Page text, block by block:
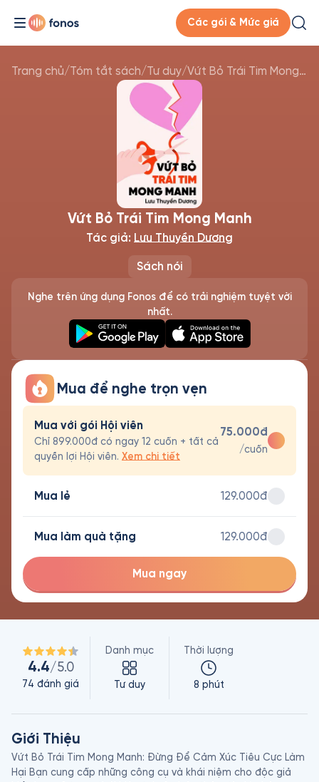
Các gói & Mức giá
Trang chủ/Tóm tắt sách/Tư duy/ Vứt Bỏ Trái Tim Mong Manh
Sách nói
Vứt Bỏ Trái Tim Mong Manh
Tác giả: Lưu Thuyền Dương
Nghe trên ứng dụng Fonos để có trải nghiệm tuyệt vời
nhất.
Mua để nghe trọn vẹn
Mua với gói Hội viên
Chỉ 899.000đ có ngay 12 cuốn + tất cả
quyền lợi Hội viên. Xem chi tiết
75.000đ
/cuốn
Mua lẻ 129.000đ
Mua làm quà tặng 129.000đ
Mua ngay
4.4/5.0
74 đánh giá
Danh mục
Tư duy
Thời lượng
8 phút
Giới Thiệu
Vứt Bỏ Trái Tim Mong Manh: Đừng Để Cảm Xúc Tiêu Cực Làm
Hại Bạn cung cấp những công cụ và khái niệm cho độc giả